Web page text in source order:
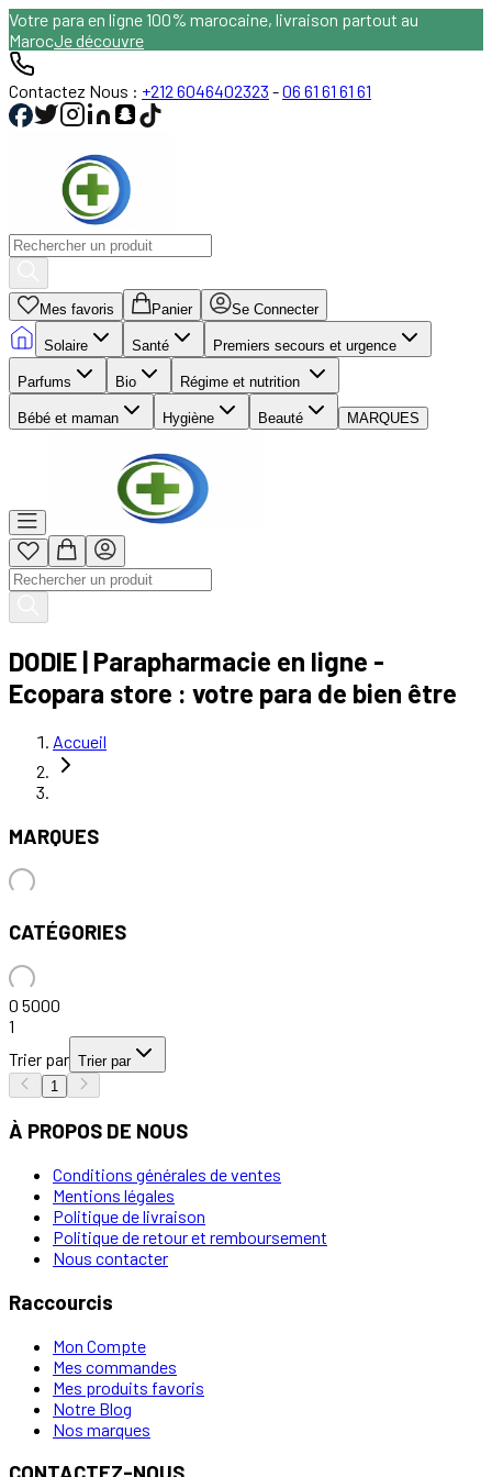
Votre para en ligne 100% marocaine, livraison partout au
MarocJe découvre
Contactez Nous : +212 6046402323 -06 61 61 61 61
Mes favoris Panier Se Connecter
Solaire Santé Premiers secours et urgence
Parfums Bio Régime et nutrition
Bébé et maman Hygiène Beauté MARQUES
DODIE | Parapharmacie en ligne -
Ecopara store : votre para de bien être
Accueil
MARQUES
CATÉGORIES
0 5000
1
Trier par Trier par
1
À PROPOS DE NOUS
Conditions générales de ventes
Mentions légales
Politique de livraison
Politique de retour et remboursement
Nous contacter
Raccourcis
Mon Compte
Mes commandes
Mes produits favoris
Notre Blog
Nos marques